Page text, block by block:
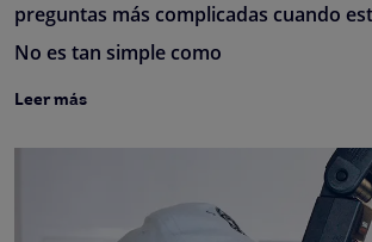
preguntas más complicadas cuando
No es tan simple como
Leer más